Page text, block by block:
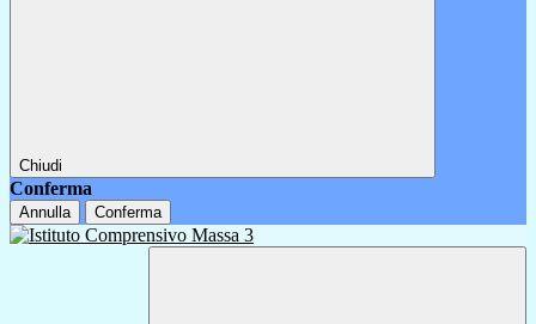
Chiudi
Conferma
Annulla Conferma